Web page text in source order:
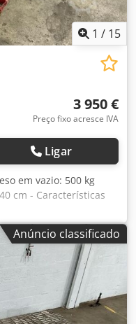
1 / 15
3 950 €
Preço fixo acresce IVA
Ligar
em vazio: 500 kg
cm - Características
para plaina -
CE: Não -
x 900 mm x 1400
[kg]: 500 kg -
1 Informações
inclui o IVA
IVA dedutível para
e recolha de
Anúncio classificado